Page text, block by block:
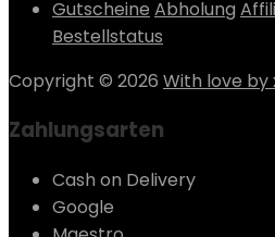
Gutscheine Abholung
Bestellstatus
Copyright © 2026 With love by
Zahlungsarten
Cash on Delivery
Google